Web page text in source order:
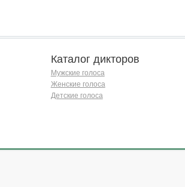
Каталог дикторов
Мужские голоса
Женские голоса
Детские голоса